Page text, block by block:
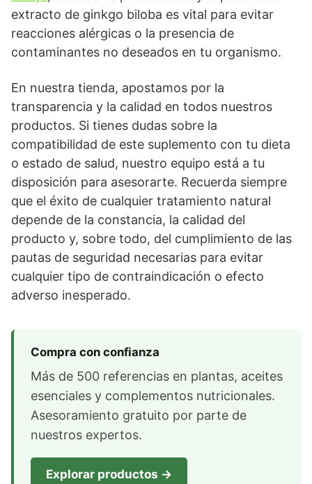
extracto de ginkgo biloba es vital para evitar
reacciones alérgicas o la presencia de
contaminantes no deseados en tu organismo.
En nuestra tienda, apostamos por la
transparencia y la calidad en todos nuestros
productos. Si tienes dudas sobre la
compatibilidad de este suplemento con tu dieta
o estado de salud, nuestro equipo está a tu
disposición para asesorarte. Recuerda siempre
que el éxito de cualquier tratamiento natural
depende de la constancia, la calidad del
producto y, sobre todo, del cumplimiento de las
pautas de seguridad necesarias para evitar
cualquier tipo de contraindicación o efecto
adverso inesperado.
Compra con confianza
Más de 500 referencias en plantas, aceites
esenciales y complementos nutricionales.
Asesoramiento gratuito por parte de
nuestros expertos.
Explorar productos →